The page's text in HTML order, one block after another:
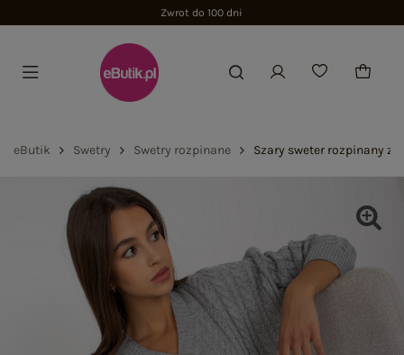
Zwrot do 100 dni
eButik Swetry Swetry rozpinane Szary sweter rozpinany z